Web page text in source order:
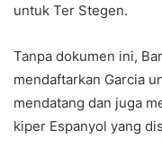
untuk Ter Stegen.
Tanpa dokumen ini,
mendaftarkan Garcia
mendatang dan juga
kiper Espanyol yang